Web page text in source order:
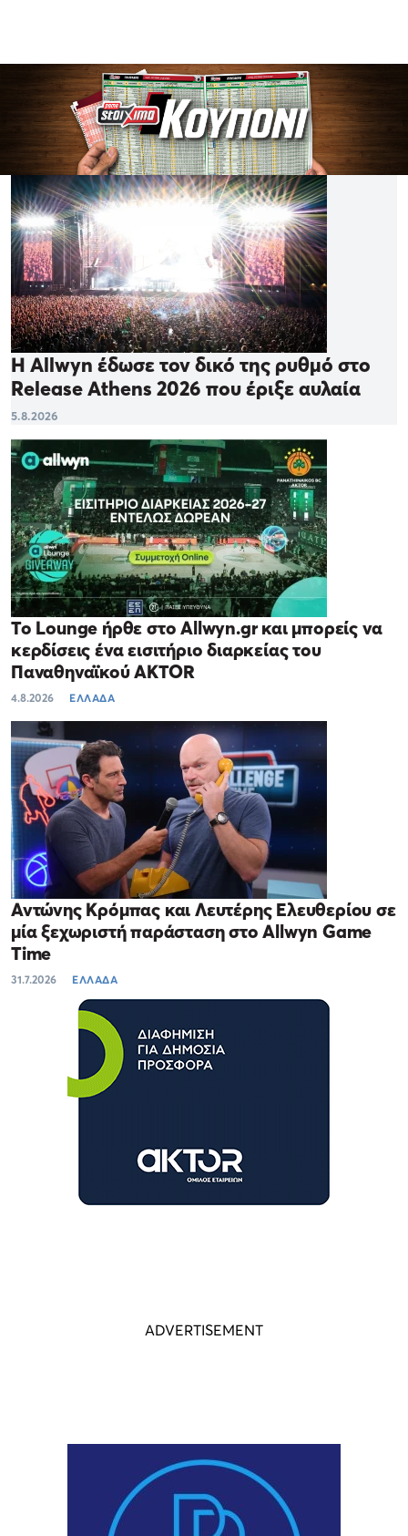
Η Allwyn έδωσε τον δικό της ρυθμό στο
Release Athens 2026 που έριξε αυλαία
5.8.2026
Το Lounge ήρθε στο Allwyn.gr και μπορείς να
κερδίσεις ένα εισιτήριο διαρκείας του
Παναθηναϊκού AKTOR
4.8.2026 ΕΛΛΑΔΑ
Αντώνης Κρόμπας και Λευτέρης Ελευθερίου σε
μία ξεχωριστή παράσταση στο Allwyn Game
Time
31.7.2026 ΕΛΛΑΔΑ